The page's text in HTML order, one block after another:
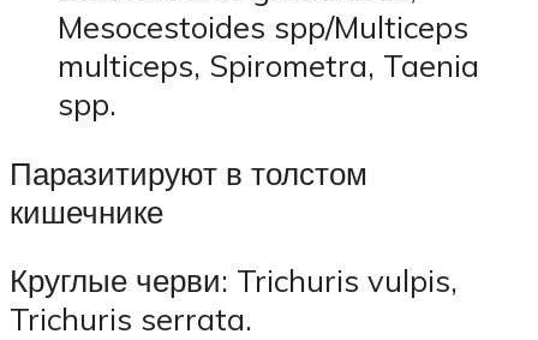
Mesocestoides spp/Multiceps
multiceps, Spirometra, Taenia
spp.
Паразитируют в толстом
кишечнике
Круглые черви: Trichuris vulpis,
Trichuris serrata.